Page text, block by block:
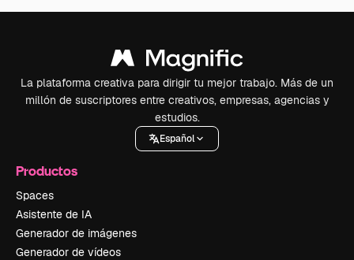
La plataforma creativa para dirigir tu mejor trabajo. Más de un
millón de suscriptores entre creativos, empresas, agencias y
estudios.
Español
Productos
Spaces
Asistente de IA
Generador de imágenes
Generador de vídeos